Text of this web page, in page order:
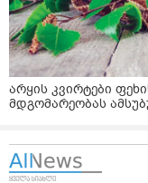
არყის კვირტები
მდგომარეობას